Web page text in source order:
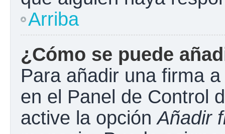
Arriba
¿Cómo se puede
Para añadir una firma
en el Panel de Control
active la opciónAñadir